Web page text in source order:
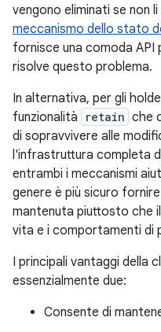
vengono eliminati se non
meccanismo dello stato
fornisce una comoda API
risolve questo problema.
In alternativa, per gli
funzionalità
retain che
di sopravvivere alle
l'infrastruttura completa
entrambi i meccanismi
genere è più sicuro
mantenuta piuttosto che
vita e i comportamenti di
I principali vantaggi della
essenzialmente due:
Consente di